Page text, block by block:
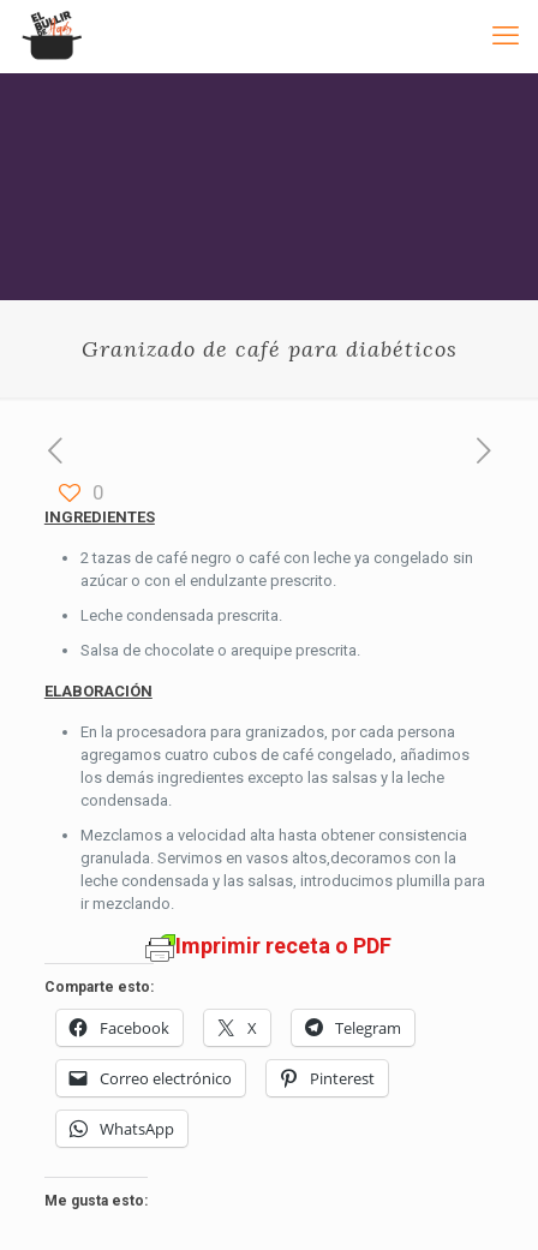
Granizado de café para diabéticos
0
INGREDIENTES
2 tazas de café negro o café con leche ya congelado sin
azúcar o con el endulzante prescrito.
Leche condensada prescrita.
Salsa de chocolate o arequipe prescrita.
ELABORACIÓN
En la procesadora para granizados, por cada persona
agregamos cuatro cubos de café congelado, añadimos
los demás ingredientes excepto las salsas y la leche
condensada.
Mezclamos a velocidad alta hasta obtener consistencia
granulada. Servimos en vasos altos,decoramos con la
leche condensada y las salsas, introducimos plumilla para
ir mezclando.
Imprimir receta o PDF
Comparte esto:
Facebook X Telegram
Correo electrónico Pinterest
WhatsApp
Me gusta esto: